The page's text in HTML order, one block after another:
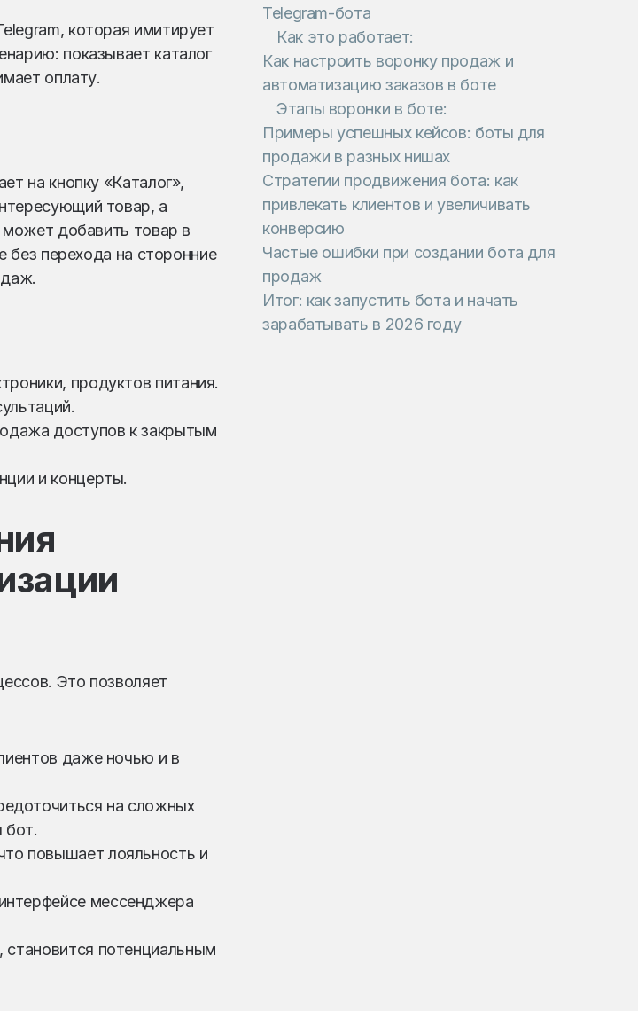
которая имитирует
показывает каталог
оплату.
на кнопку «Каталог»,
товар, а
добавить товар в
без перехода на сторонние
продуктов питания.
доступов к закрытым
и концерты.
Это позволяет
даже ночью и в
на сложных
бот.
повышает лояльность и
мессенджера
потенциальным
Telegram-бота
Как это работает:
Как настроить воронку продаж и
автоматизацию заказов в боте
Этапы воронки в боте:
Примеры успешных кейсов: боты для
продажи в разных нишах
Стратегии продвижения бота: как
привлекать клиентов и увеличивать
конверсию
Частые ошибки при создании бота для
продаж
Итог: как запустить бота и начать
зарабатывать в 2026 году